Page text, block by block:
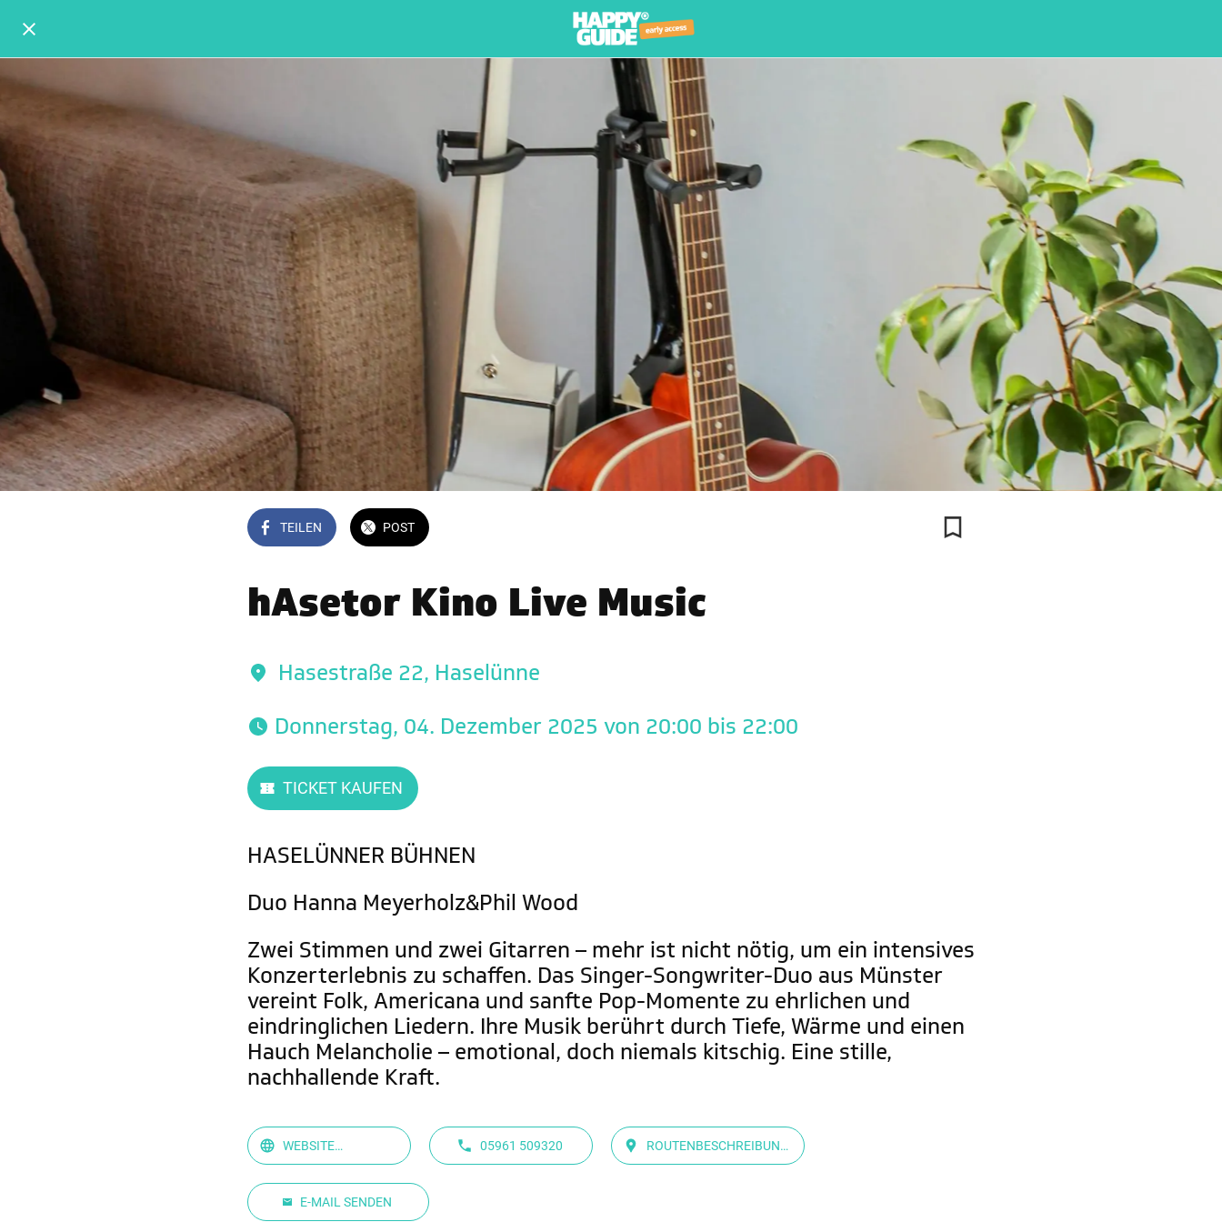
TEILEN POST
hAsetor Kino Live Music
Hasestraße 22, Haselünne
Donnerstag, 04. Dezember 2025 von 20:00 bis 22:00
TICKET KAUFEN
HASELÜNNER BÜHNEN
Duo Hanna Meyerholz&Phil Wood
Zwei Stimmen und zwei Gitarren – mehr ist nicht nötig, um ein intensives
Konzerterlebnis zu schaffen. Das Singer-Songwriter-Duo aus Münster
vereint Folk, Americana und sanfte Pop-Momente zu ehrlichen und
eindringlichen Liedern. Ihre Musik berührt durch Tiefe, Wärme und einen
Hauch Melancholie – emotional, doch niemals kitschig. Eine stille,
nachhallende Kraft.
WEBSITE
05961 509320
ROUTENBESCHREIBUNG
E-MAIL SENDEN